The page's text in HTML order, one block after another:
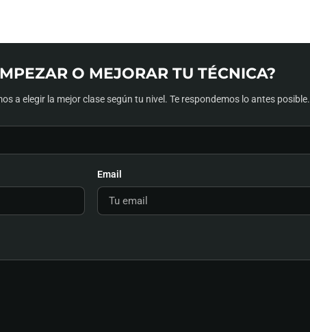
O MEJORAR TU TÉCNICA?
a elegir la mejor clase según tu nivel. Te respondemos lo antes posible.
Email